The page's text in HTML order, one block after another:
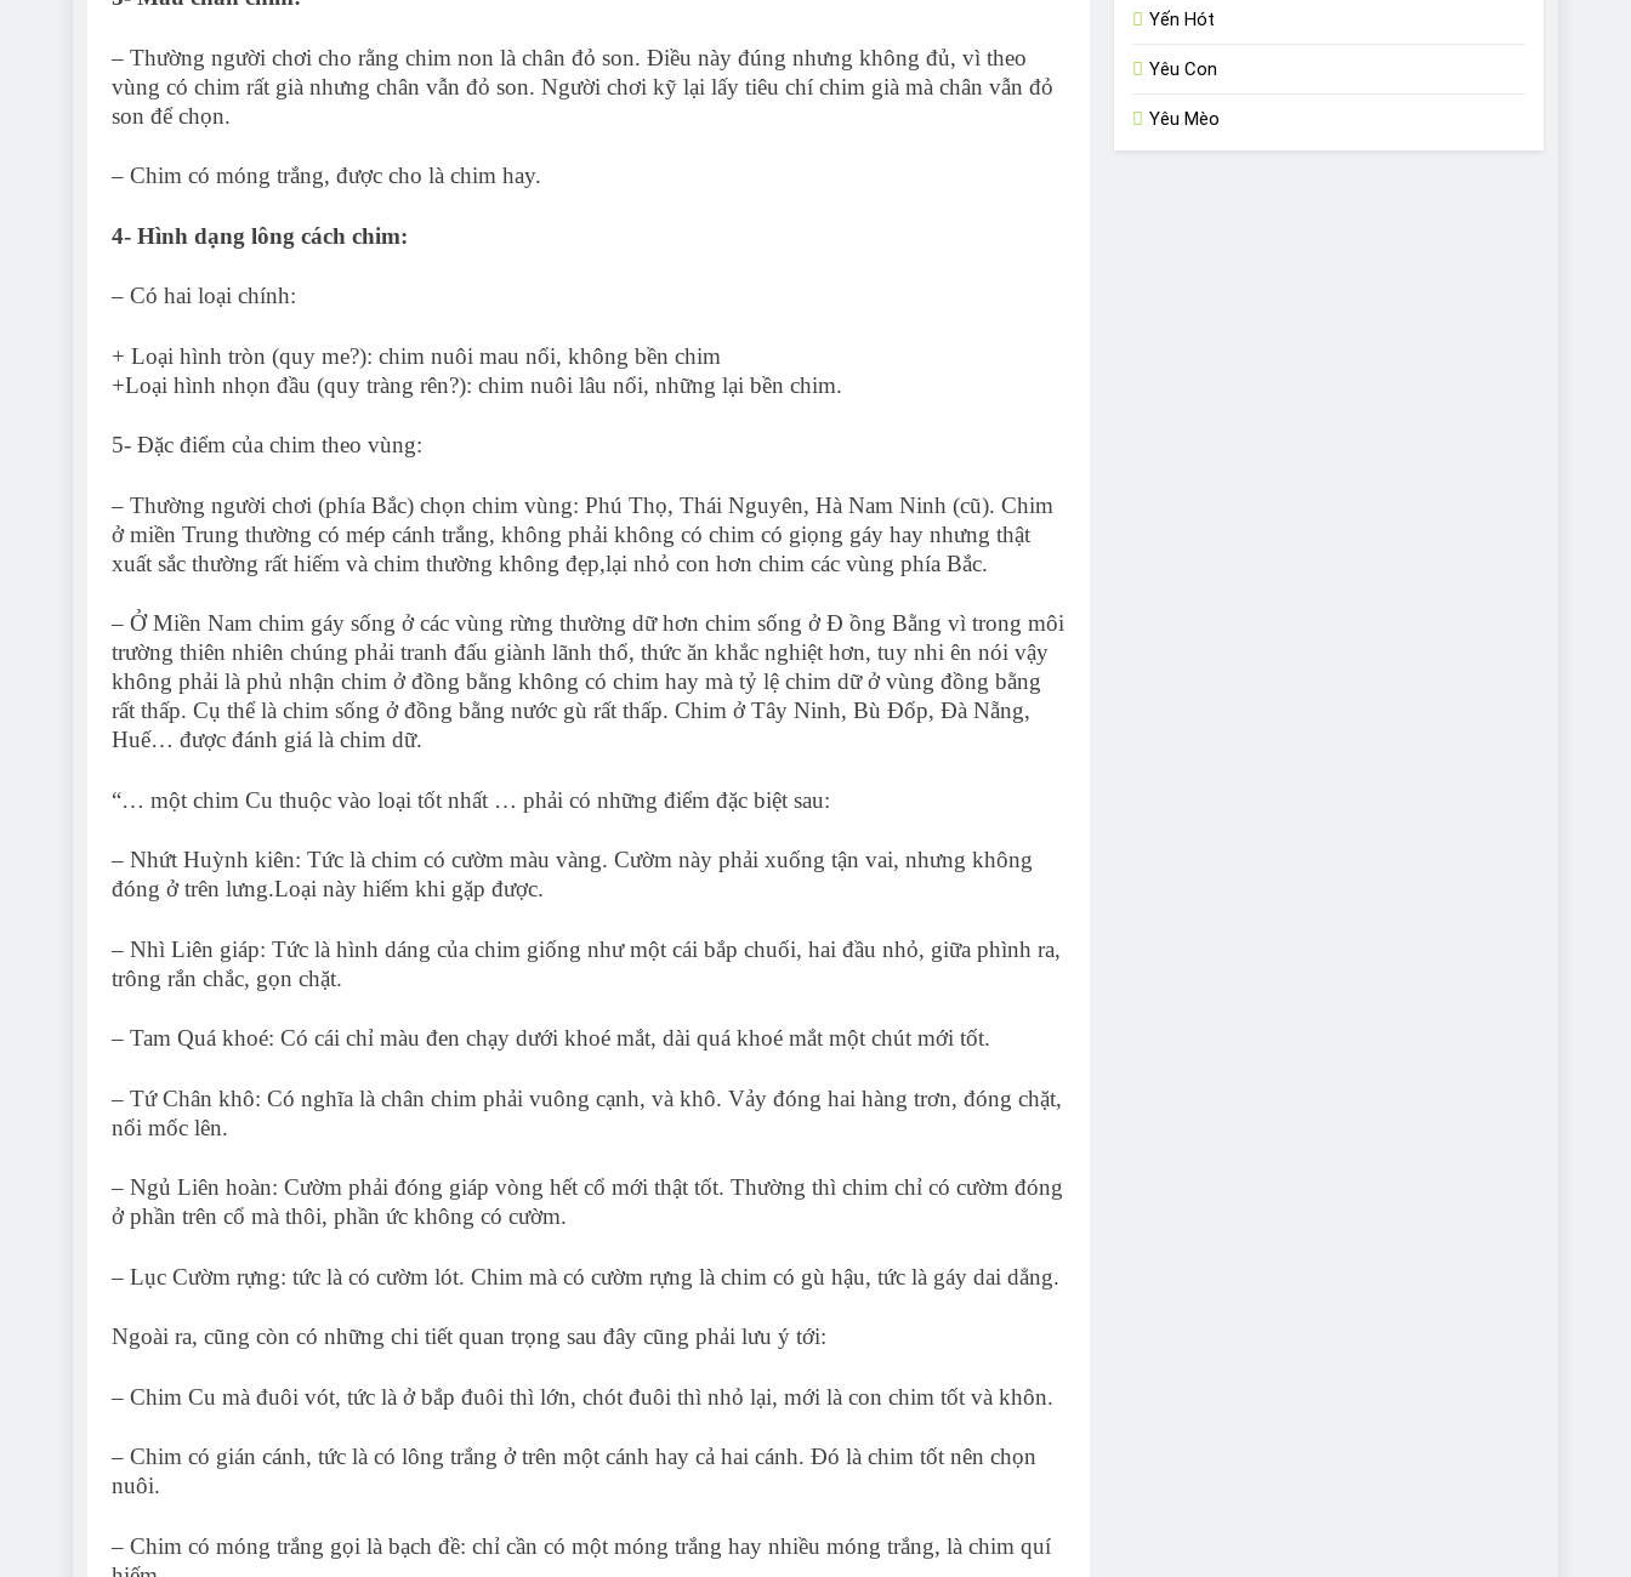
– Thường người chơi cho rằng chim non là chân đỏ son. Điều này đúng nhưng không đủ, vì theo
vùng có chim rất già nhưng chân vẫn đỏ son. Người chơi kỹ lại lấy tiêu chí chim già mà chân vẫn đỏ
son để chọn.
– Chim có móng trắng, được cho là chim hay.
4- Hình dạng lông cách chim:
– Có hai loại chính:
+ Loại hình tròn (quy me?): chim nuôi mau nổi, không bền chim
+Loại hình nhọn đầu (quy tràng rên?): chim nuôi lâu nổi, những lại bền chim.
5- Đặc điểm của chim theo vùng:
– Thường người chơi (phía Bắc) chọn chim vùng: Phú Thọ, Thái Nguyên, Hà Nam Ninh (cũ). Chim
ở miền Trung thường có mép cánh trắng, không phải không có chim có giọng gáy hay nhưng thật
xuất sắc thường rất hiếm và chim thường không đẹp,lại nhỏ con hơn chim các vùng phía Bắc.
– Ở Miền Nam chim gáy sống ở các vùng rừng thường dữ hơn chim sống ở Đ ồng Bằng vì trong môi
trường thiên nhiên chúng phải tranh đấu giành lãnh thổ, thức ăn khắc nghiệt hơn, tuy nhi ên nói vậy
không phải là phủ nhận chim ở đồng bằng không có chim hay mà tỷ lệ chim dữ ở vùng đồng bằng
rất thấp. Cụ thể là chim sống ở đồng bằng nước gù rất thấp. Chim ở Tây Ninh, Bù Đốp, Đà Nẵng,
Huế… được đánh giá là chim dữ.
“… một chim Cu thuộc vào loại tốt nhất … phải có những điểm đặc biệt sau:
– Nhứt Huỳnh kiên: Tức là chim có cườm màu vàng. Cườm này phải xuống tận vai, nhưng không
đóng ở trên lưng.Loại này hiếm khi gặp được.
– Nhì Liên giáp: Tức là hình dáng của chim giống như một cái bắp chuối, hai đầu nhỏ, giữa phình ra,
trông rắn chắc, gọn chặt.
– Tam Quá khoé: Có cái chỉ màu đen chạy dưới khoé mắt, dài quá khoé mắt một chút mới tốt.
– Tứ Chân khô: Có nghĩa là chân chim phải vuông cạnh, và khô. Vảy đóng hai hàng trơn, đóng chặt,
nổi mốc lên.
– Ngủ Liên hoàn: Cườm phải đóng giáp vòng hết cổ mới thật tốt. Thường thì chim chỉ có cườm đóng
ở phần trên cổ mà thôi, phần ức không có cườm.
– Lục Cườm rựng: tức là có cườm lót. Chim mà có cườm rựng là chim có gù hậu, tức là gáy dai dẳng.
Ngoài ra, cũng còn có những chi tiết quan trọng sau đây cũng phải lưu ý tới:
– Chim Cu mà đuôi vót, tức là ở bắp đuôi thì lớn, chót đuôi thì nhỏ lại, mới là con chim tốt và khôn.
– Chim có gián cánh, tức là có lông trắng ở trên một cánh hay cả hai cánh. Đó là chim tốt nên chọn
nuôi.
– Chim có móng trắng gọi là bạch đề: chỉ cần có một móng trắng hay nhiều móng trắng, là chim quí
Yến Hót
Yêu Con
Yêu Mèo